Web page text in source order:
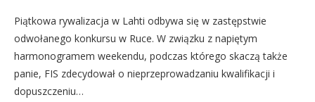
Piątkowa rywalizacja w Lahti odbywa się w zastępstwie
odwołanego konkursu w Ruce. W związku z napiętym
harmonogramem weekendu, podczas którego skaczą także
panie, FIS zdecydował o nieprzeprowadzaniu kwalifikacji i
dopuszczeniu…